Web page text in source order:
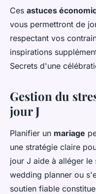
Ces astuces
vous permettront de
respectant vos
inspirations
Secrets d'une
Gestion du
jour J
Planifier un mariage
une stratégie claire
jour J aide à alléger le
wedding planner ou
soutien fiable